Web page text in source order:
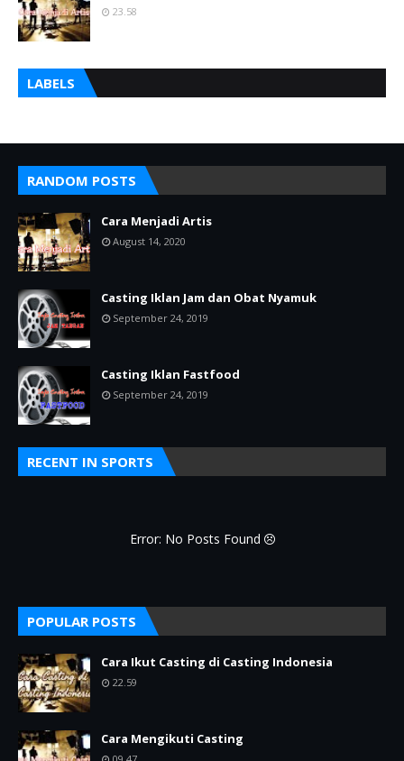
23.58
LABELS
RANDOM POSTS
Cara Menjadi Artis
August 14, 2020
Casting Iklan Jam dan Obat Nyamuk
September 24, 2019
Casting Iklan Fastfood
September 24, 2019
RECENT IN SPORTS
Error: No Posts Found
POPULAR POSTS
Cara Ikut Casting di Casting Indonesia
22.59
Cara Mengikuti Casting